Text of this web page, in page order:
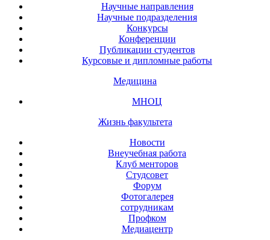
Научные направления
Научные подразделения
Конкурсы
Конференции
Публикации студентов
Курсовые и дипломные работы
Медицина
МНОЦ
Жизнь факультета
Новости
Внеучебная работа
Клуб менторов
Студсовет
Форум
Фотогалерея
сотрудникам
Профком
Медиацентр